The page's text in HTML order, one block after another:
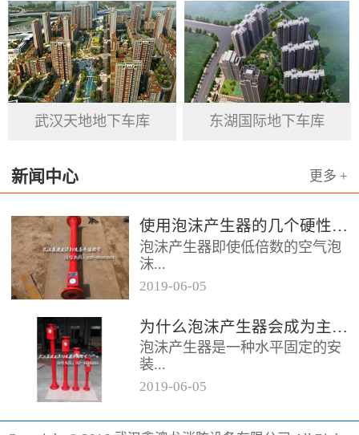
业精神。将产品做到精益求精，努力
做到工匠精神，更好的为国家安防、
人民生命及财产安全建起一块坚硬的
基石。
武汉天地地下车库 东湖国际地下车库
新闻中心 更多 +
使用泡沫产生器的几个硬性要求
泡沫产生器即使低倍数的空气泡
沫...
消防领域当中泡沫产生器起到的
作用颇大，而且它的保存也相对
容易，...
2019-06-05
为什么泡沫产生器会成为主流灭火产品呢
泡沫产生器是一种水平固定的安
装...
2019-06-05